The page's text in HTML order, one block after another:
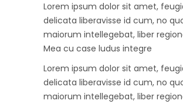
Lorem ipsum dolor sit amet,
delicata liberavisse id cum, no
maiorum intellegebat, liber
Mea cu case ludus integre
Lorem ipsum dolor sit amet,
delicata liberavisse id cum, no
maiorum intellegebat, liber